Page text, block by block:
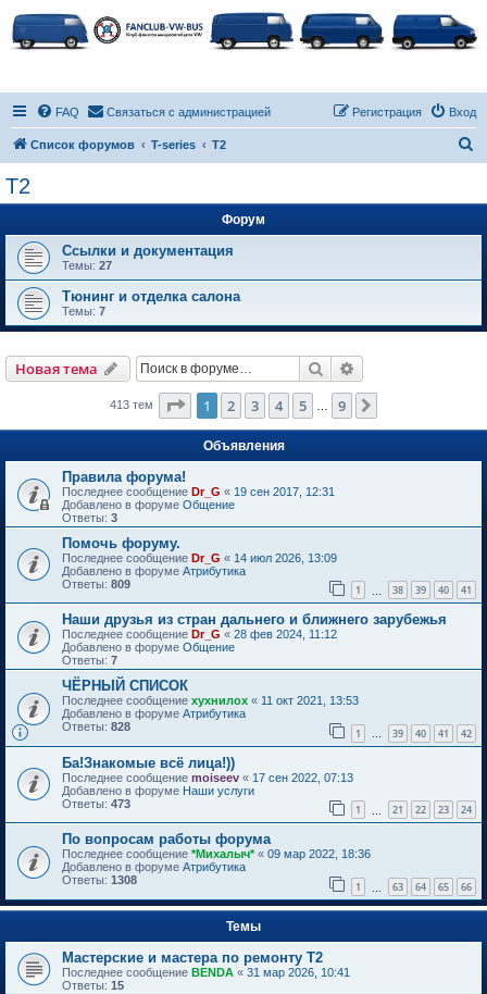
FAQ Связаться с администрацией Вход
Регистрация
Список форумов T-series T2
T2
Форум
Ссылки и документация
Темы: 27
Тюнинг и отделка салона
Темы: 7
Новая тема Поиск
413 тем Страница из
1 2 3 4 5 9
Объявления
Правила форума!
Последнее сообщение Dr_G « 19 сен 2017, 12:31
Добавлено в форуме Общение
Ответы: 3
Помочь форуму.
Последнее сообщение Dr_G « 14 июл 2026, 13:09
Добавлено в форуме Атрибутика
Ответы: 809 1 38 39 40 41
Наши друзья из стран дальнего и ближнего зарубежья
Последнее сообщение Dr_G « 28 фев 2024, 11:12
Добавлено в форуме Общение
Ответы: 7
ЧЁРНЫЙ СПИСОК
Последнее сообщение хухнилох « 11 окт 2021, 13:53
Добавлено в форуме Атрибутика
Ответы: 828 1 … 39 40 41 42
Ба!Знакомые всё лица!))
Последнее сообщение moiseev « 17 сен 2022, 07:13
Добавлено в форуме Наши услуги
Ответы: 473 1 21 22 23 24
По вопросам работы форума
Последнее сообщение *Михалыч*« 09 мар 2022, 18:36
Добавлено в форуме Атрибутика
Ответы: 1308 1 63 64 65 66
Темы
Мастерские и мастера по ремонту Т2
Последнее сообщение BENDA « 31 мар 2026, 10:41
Ответы: 15